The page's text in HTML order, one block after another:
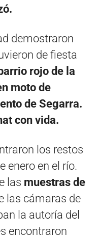
demostraron
de fiesta
rojo de la
moto de
de Segarra.
con vida.
los restos
enero en el río.
las muestras de
las cámaras de
la autoría del
encontraron